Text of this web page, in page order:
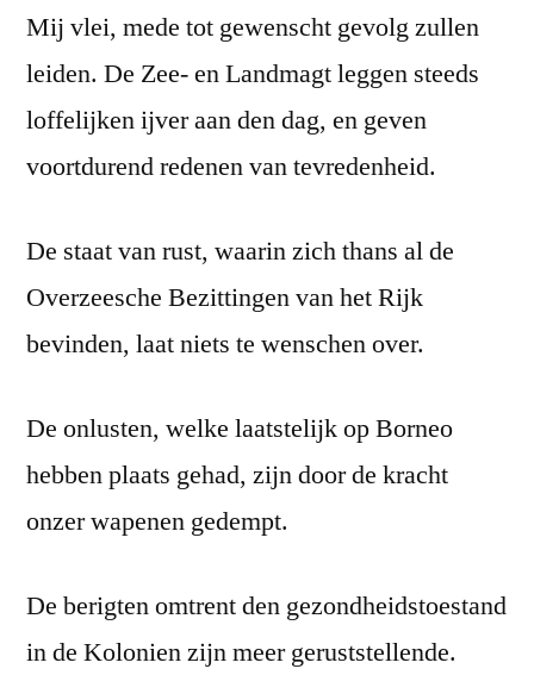
Mij vlei, mede tot gewenscht gevolg zullen
leiden. De Zee- en Landmagt leggen steeds
loffelijken ijver aan den dag, en geven
voortdurend redenen van tevredenheid.
De staat van rust, waarin zich thans al de
Overzeesche Bezittingen van het Rijk
bevinden, laat niets te wenschen over.
De onlusten, welke laatstelijk op Borneo
hebben plaats gehad, zijn door de kracht
onzer wapenen gedempt.
De berigten omtrent den gezondheidstoestand
in de Kolonien zijn meer geruststellende.